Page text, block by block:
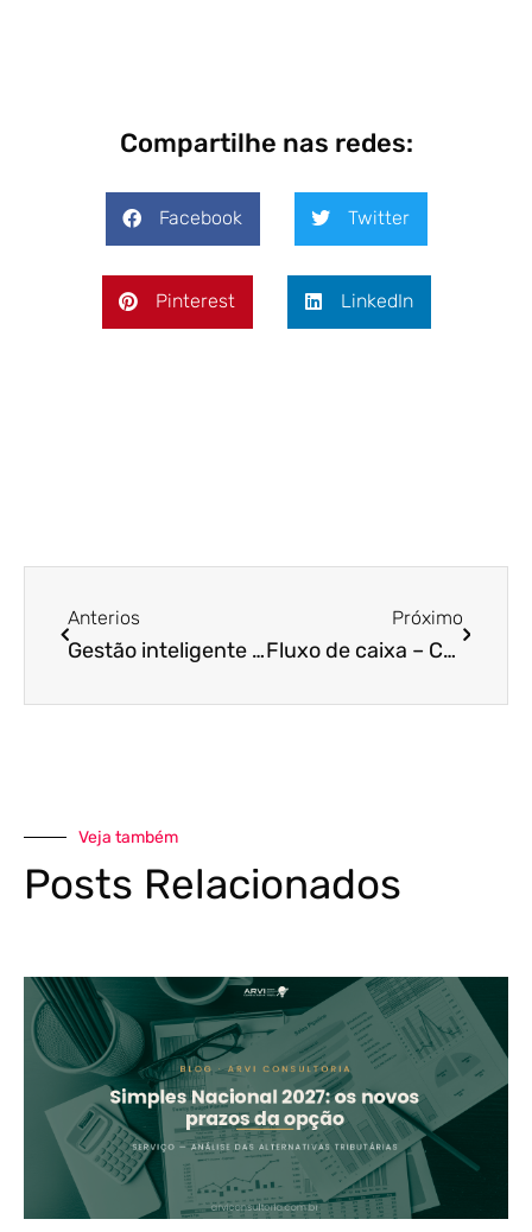
Compartilhe nas redes:
Facebook Twitter
Pinterest LinkedIn
Anterios
Gestão inteligente – Como implementar?
Próximo
Fluxo de caixa – Como elaborar e para que serve?
Veja também
Posts Relacionados